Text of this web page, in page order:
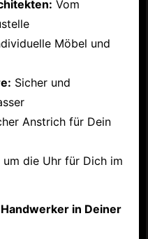
Vom
Möbel und
Sicher und
Anstrich für Dein
um die Uhr für Dich im
in Deiner